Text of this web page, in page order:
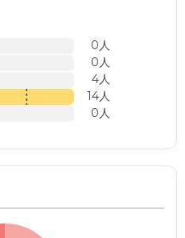
0人
0人
4人
14人
0人